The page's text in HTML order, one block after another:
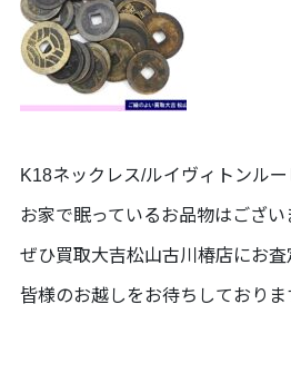
K18ネックレス/ルイヴィトンル
お家で眠っているお品物はござい
ぜひ買取大吉松山古川椿店にお
皆様のお越しをお待ちしておりま